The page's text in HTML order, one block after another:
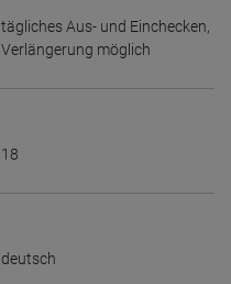
tägliches Aus- und Einchecken,
Verlängerung möglich
18
deutsch